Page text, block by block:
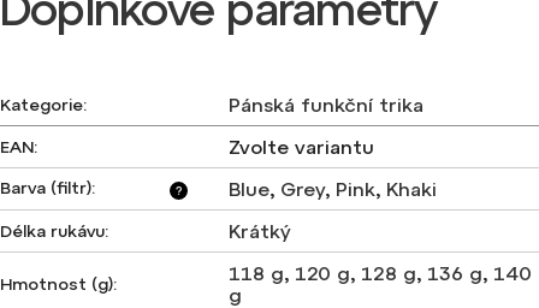
Kategorie: Pánská funkční trika
EAN: Zvolte variantu
?
Barva (filtr): Blue, Grey, Pink, Khaki
Délka rukávu: Krátký
Hmotnost (g): 118 g, 120 g, 128 g, 136 g, 140
g